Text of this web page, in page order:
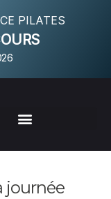
PILATES
journée